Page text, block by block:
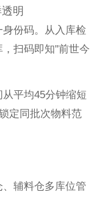
明
份码。从入库检
扫码即知"前世今
平均45分钟缩短
定同批次物料范
辅料仓多库位管